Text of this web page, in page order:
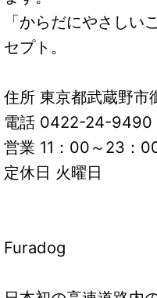
「からだにやさしい
セプト。
住所 東京都武蔵野市
電話 0422-24-9490
営業 11：00～23：
定休日 火曜日
Furadog